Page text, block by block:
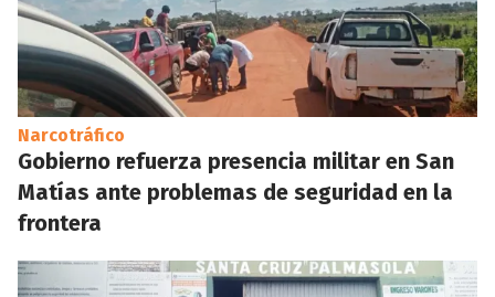
Narcotráfico
Gobierno refuerza presencia militar en San
Matías ante problemas de seguridad en la
frontera